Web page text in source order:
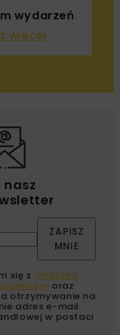
wydarzeń
więcej
nasz
ZAPISZ
MNIE
się z Polityką
oraz
otrzymywanie na
adres e-mail
w postaci